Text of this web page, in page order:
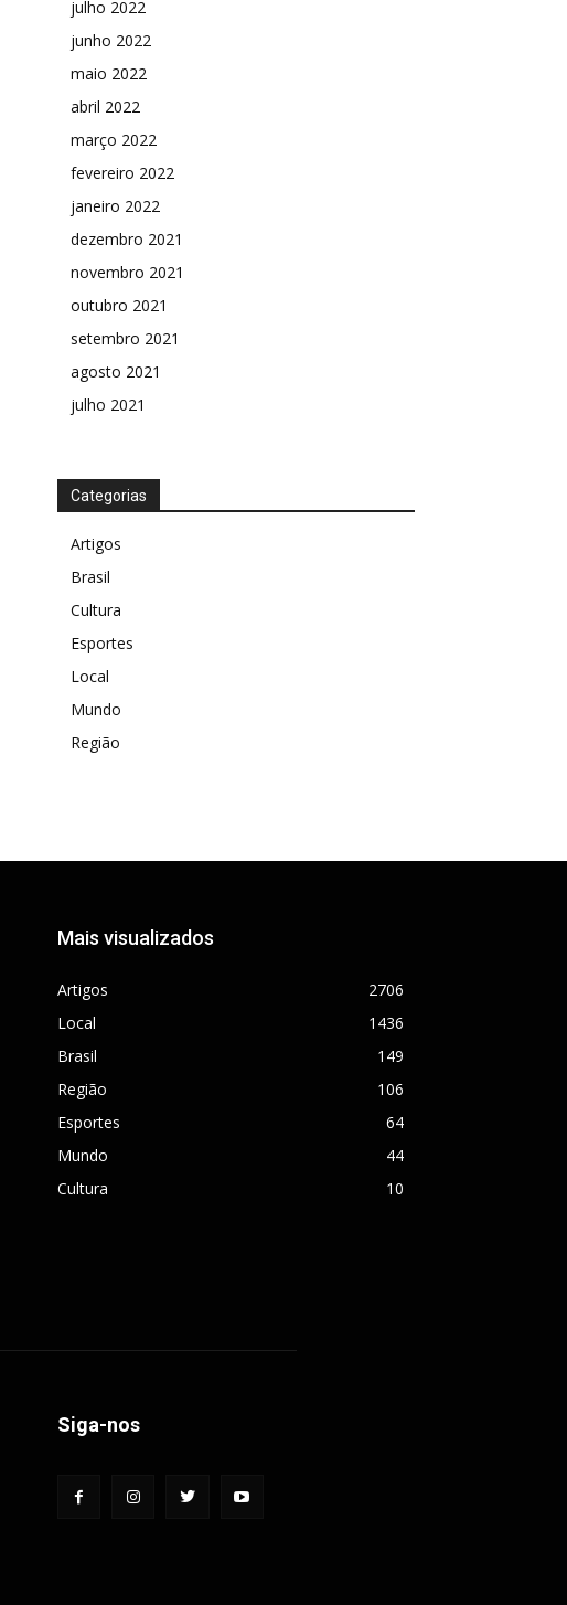
julho 2022
junho 2022
maio 2022
abril 2022
março 2022
fevereiro 2022
janeiro 2022
dezembro 2021
novembro 2021
outubro 2021
setembro 2021
agosto 2021
julho 2021
Categorias
Artigos
Brasil
Cultura
Esportes
Local
Mundo
Região
Mais visualizados
Artigos
2706
Local
1436
Brasil
149
Região
106
Esportes
64
Mundo
44
Cultura
10
Siga-nos